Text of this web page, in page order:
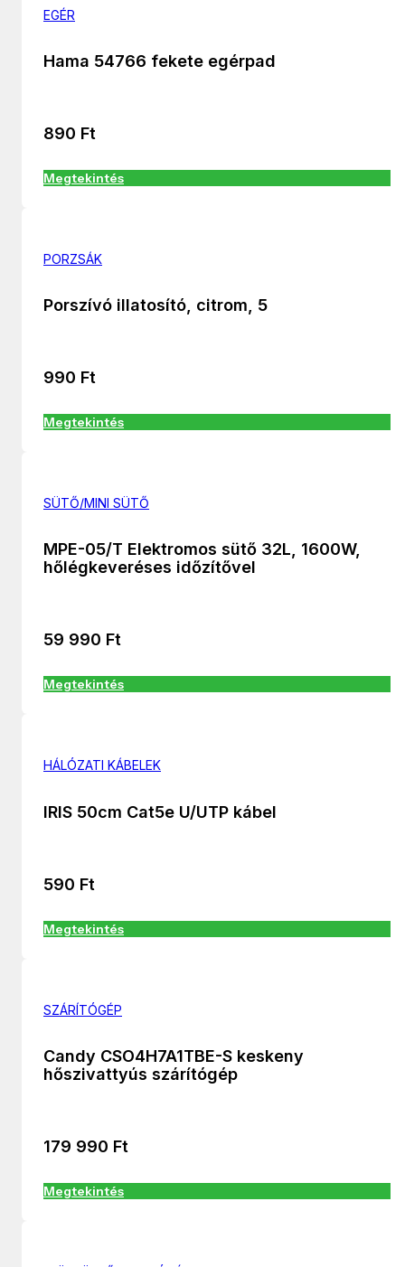
EGÉR
Hama 54766 fekete egérpad
890 Ft
Megtekintés
PORZSÁK
Porszívó illatosító, citrom, 5
990 Ft
Megtekintés
SÜTŐ/MINI SÜTŐ
MPE-05/T Elektromos sütő 32L, 1600W,
hőlégkeveréses időzítővel
59 990 Ft
Megtekintés
HÁLÓZATI KÁBELEK
IRIS 50cm Cat5e U/UTP kábel
590 Ft
Megtekintés
SZÁRÍTÓGÉP
Candy CSO4H7A1TBE-S keskeny
hőszivattyús szárítógép
179 990 Ft
Megtekintés